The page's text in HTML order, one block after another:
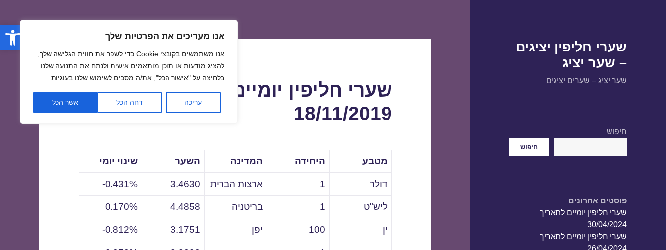
פתח אנו מעריכים את הפרטיות שלך
אנו משתמשים בקובצי Cookie כדי לשפר את חווית הגלישה שלך,
להציג מודעות או תוכן מותאמים אישית ולנתח את התנועה שלנו.
בלחיצה על "אישור הכל", את/ה מסכים לשימוש שלנו בעוגיות.
עריכה דחה הכל אשר הכל
שערי חליפין יציגים
– שער יציג
שער יציג – שערים יציגים
חיפוש
חיפוש
פוסטים אחרונים
שערי חליפין יומיים לתאריך
30/04/2024
שערי חליפין יומיים לתאריך
שערי חליפין יומיים לתאריך
18/11/2019
מטבע היחידה המדינה השער שינוי יומי
דולר 1 ארצות הברית 3.4630
0.431%-
ליש"ט 1 בריטניה 4.4858
0.170%
ין 100 יפן 3.1751
0.812%-